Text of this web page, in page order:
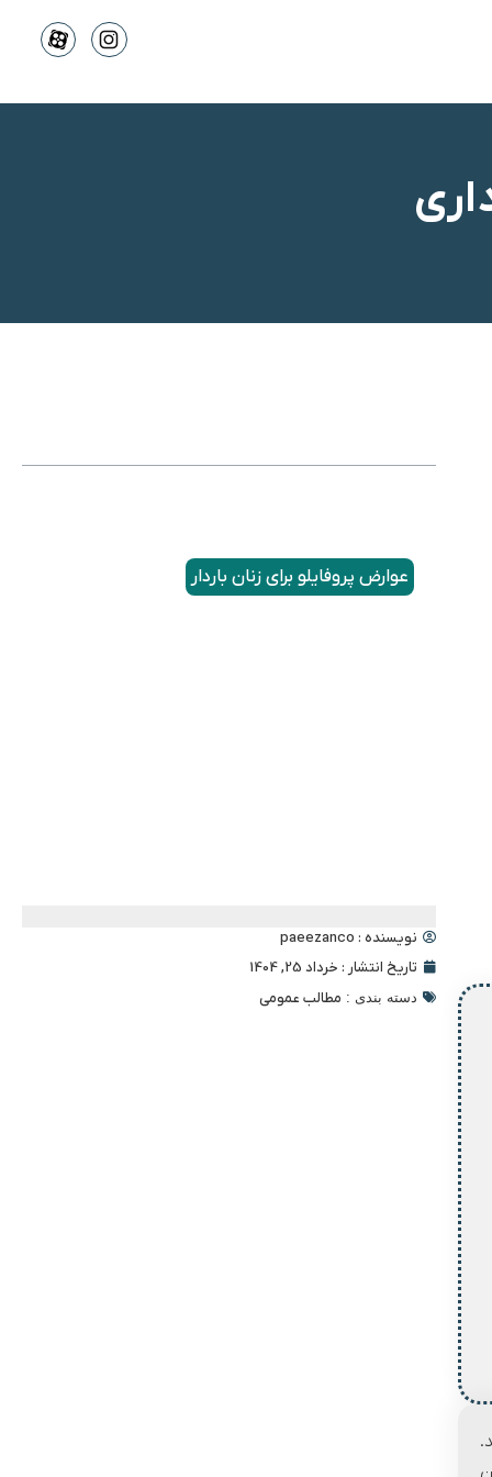
عوارض پروفایلو برای زنان باردار
نویسنده : paeezanco
تاریخ انتشار : خرداد 25, 1404
دسته بندی : مطالب عمومی